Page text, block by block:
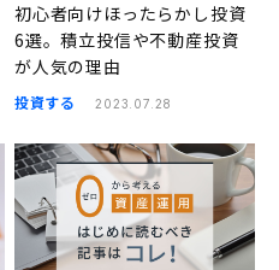
初心者向けほったらかし投資
6選。積立投信や不動産投資
が人気の理由
投資する 2023.07.28